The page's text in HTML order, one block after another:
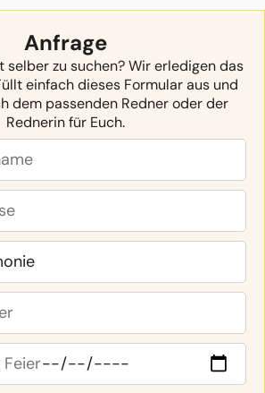
Anfrage
selber zu suchen? Wir erledigen das
einfach dieses Formular aus und
dem passenden Redner oder der
Rednerin für Euch.